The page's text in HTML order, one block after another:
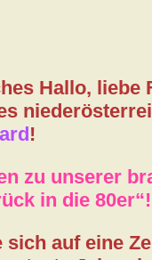
Hallo, liebe
!
zu unserer
in die 80er“!
sich auf eine